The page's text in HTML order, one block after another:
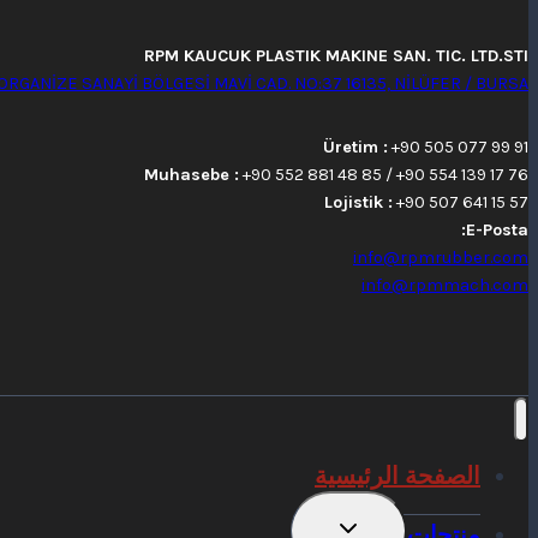
RPM KAUCUK PLASTIK MAKINE SAN. TIC. LTD.STI
SANAYİ BÖLGESİ MAVİ CAD. NO:37 16135, NİLÜFER / BURSA
Üretim :+90 505 077 99 91
Muhasebe :+90 552 881 48 85 / +90 554 139 17 76
Lojistik :+90 507 641 15 57
E-Posta:
info@rpmrubber.com
info@rpmmach.com
الصفحة الرئيسية
تبديل